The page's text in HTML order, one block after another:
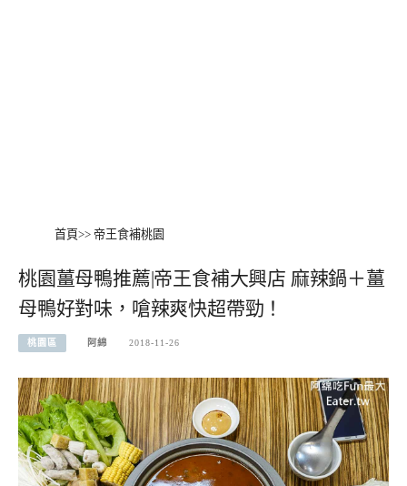
首頁>> 帝王食補桃園
桃園薑母鴨推薦|帝王食補大興店 麻辣鍋＋薑
母鴨好對味，嗆辣爽快超帶勁！
桃園區 阿綿 2018-11-26